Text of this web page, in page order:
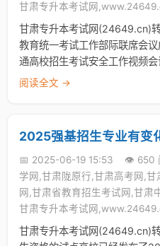
甘肃专升本考试网
甘肃专升本考试网(24649.cn)
教育统一考试工作部际联席会
通高校招生考试安全工作视频会
阅读全文 →
2025强基招生专业有变
📅 2025-06-19 15:53 👁️ 650
学网,甘肃陇原行,甘肃高考网,
网,甘肃省教育招生考试网,甘肃
甘肃专升本考试网
甘肃专升本考试网(24649.cn)